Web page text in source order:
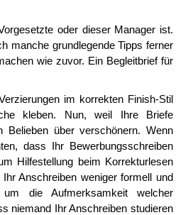
oder dieser Manager ist.
manche grundlegende Tipps ferner
wie zuvor. Ein Begleitbrief für
im korrekten Finish-Stil
kleben. Nun, weil Ihre Briefe
Belieben über verschönern. Wenn
dass Ihr Bewerbungsschreiben
Hilfestellung beim Korrekturlesen
Anschreiben weniger formell und
die Aufmerksamkeit welcher
niemand Ihr Anschreiben studieren